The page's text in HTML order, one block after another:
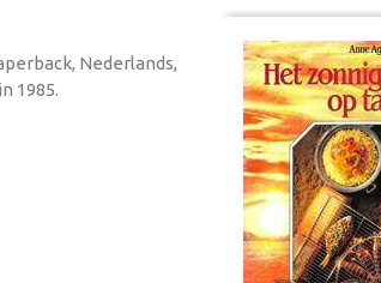
Nederlands,
1985.